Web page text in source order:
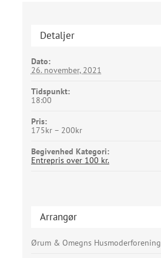
Detaljer
Dato:
26. november, 2021
Tidspunkt:
18:00
Pris:
175kr – 200kr
Begivenhed Kategori:
Entrepris over 100 kr.
Arrangør
Ørum & Omegns Husmoderforening